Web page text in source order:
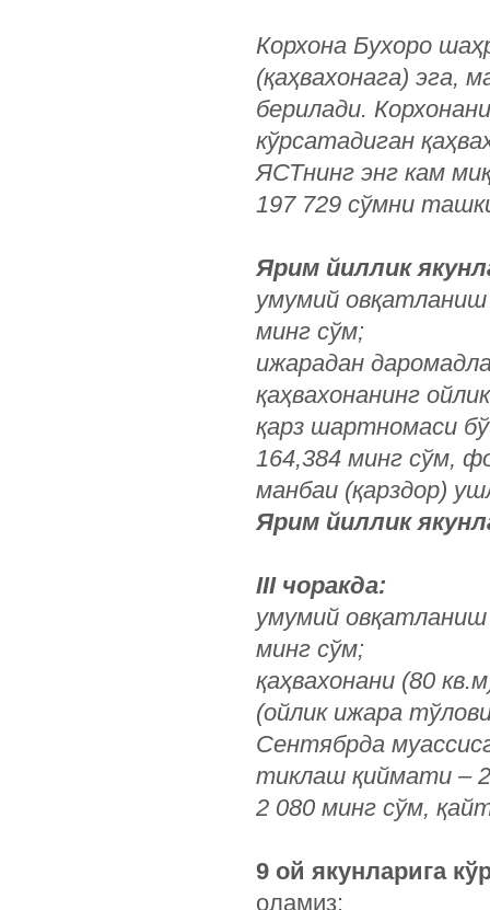
Корхона Бухоро
(қаҳвахонага) эга,
берилади.
кўрсатадиган
ЯСТнинг энг кам
197 729 сўмни
Ярим йиллик
умумий
минг сўм;
ижарадан
қаҳвахонанинг
қарз шартномаси
164,384 минг сўм,
манбаи (қарздор)
Ярим йиллик
III чоракда:
умумий
минг сўм;
қаҳвахонани (80
(ойлик ижара
Сентябрда
тиклаш қиймати – 2
2 080 минг сўм,
9 ой якунларига
оламиз: